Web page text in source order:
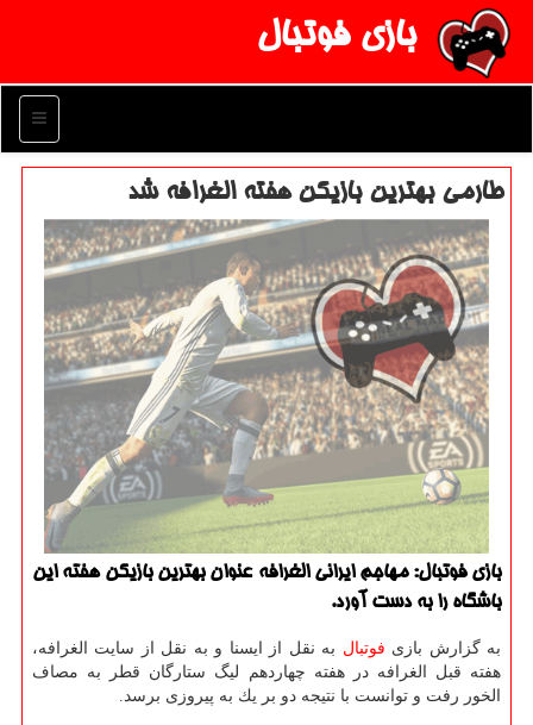
بازی فوتبال
منو
طارمی بهترین بازیكن هفته الغرافه شد
بازی فوتبال: مهاجم ایرانی الغرافه عنوان بهترین بازیكن هفته این
باشگاه را به دست آورد.
به گزارش بازی فوتبال به نقل از ایسنا و به نقل از سایت الغرافه،
هفته قبل الغرافه در هفته چهاردهم لیگ ستارگان قطر به مصاف
الخور رفت و توانست با نتیجه دو بر یك به پیروزی برسد.